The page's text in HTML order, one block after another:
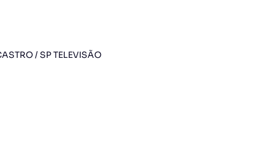
/ SP TELEVISÃO